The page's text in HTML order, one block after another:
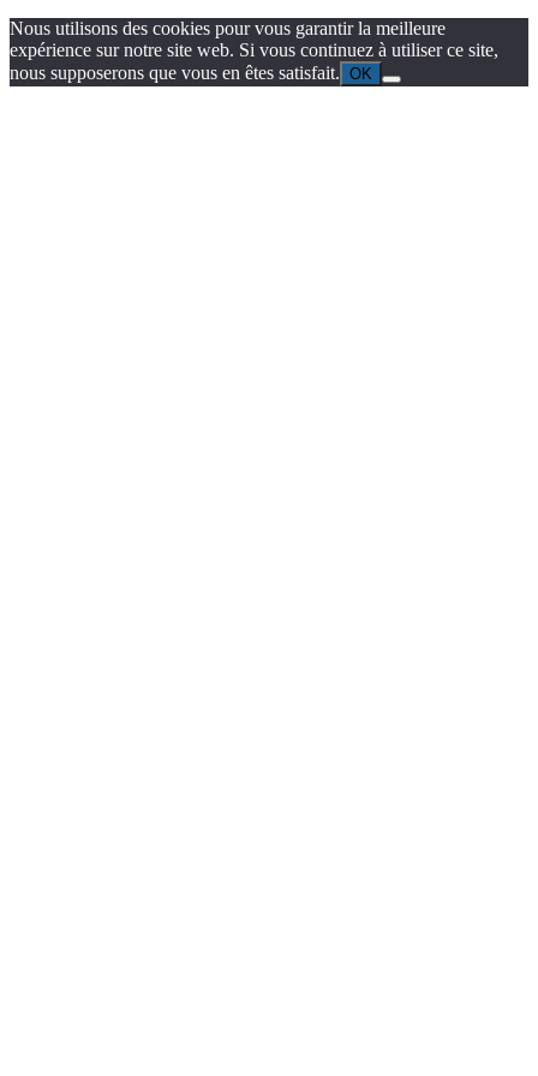
Nous utilisons des cookies pour vous garantir la meilleure
expérience sur notre site web. Si vous continuez à utiliser ce site,
nous supposerons que vous en êtes satisfait. OK